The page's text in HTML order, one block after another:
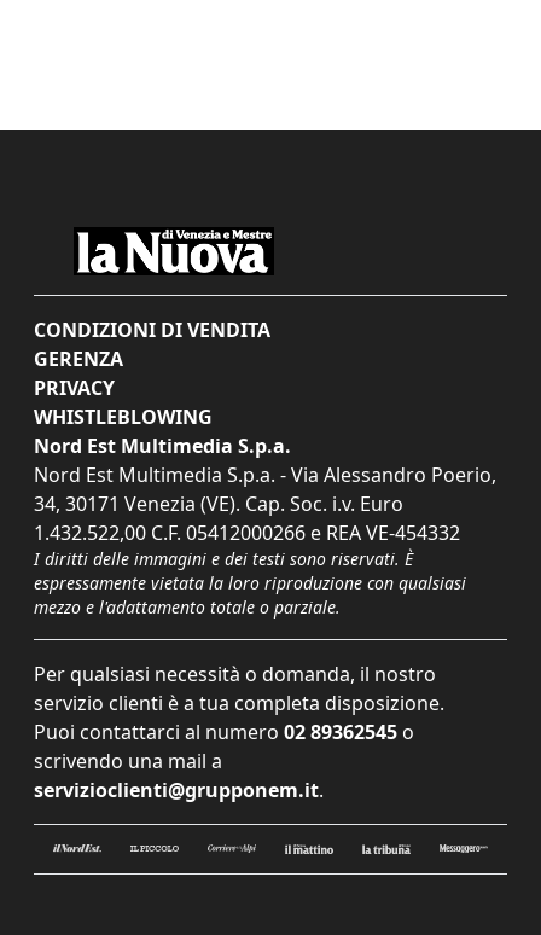
CONDIZIONI DI VENDITA
GERENZA
PRIVACY
WHISTLEBLOWING
Nord Est Multimedia S.p.a.
Nord Est Multimedia S.p.a. - Via Alessandro Poerio,
34, 30171 Venezia (VE). Cap. Soc. i.v. Euro
1.432.522,00 C.F. 05412000266 e REA VE-454332
I diritti delle immagini e dei testi sono riservati. È
espressamente vietata la loro riproduzione con qualsiasi
mezzo e l'adattamento totale o parziale.
Per qualsiasi necessità o domanda, il nostro
servizio clienti è a tua completa disposizione.
Puoi contattarci al numero 02 89362545 o
scrivendo una mail a
servizioclienti@grupponem.it.